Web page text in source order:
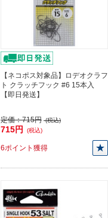
【ネコポス対象品】ロデオクラフ
ト クラッチフック #6 15本入
【即日発送】
定価：715円 (税込)
715円 (税込)
6ポイント獲得